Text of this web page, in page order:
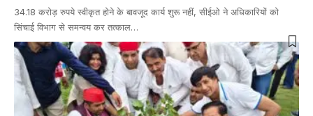
34.18 करोड़ रुपये स्वीकृत होने के बावजूद कार्य शुरू नहीं, सीईओ ने अधिकारियों को
सिंचाई विभाग से समन्वय कर तत्काल…